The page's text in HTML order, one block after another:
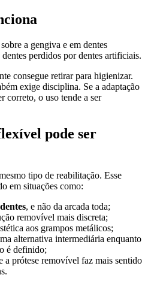
a gengiva e em dentes
perdidos por dentes artificiais.
consegue retirar para higienizar.
exige disciplina. Se a adaptação
correto, o uso tende a ser
pode ser
tipo de reabilitação. Esse
em situações como:
, e não da arcada toda;
removível mais discreta;
aos grampos metálicos;
alternativa intermediária enquanto
é definido;
a prótese removível faz mais sentido